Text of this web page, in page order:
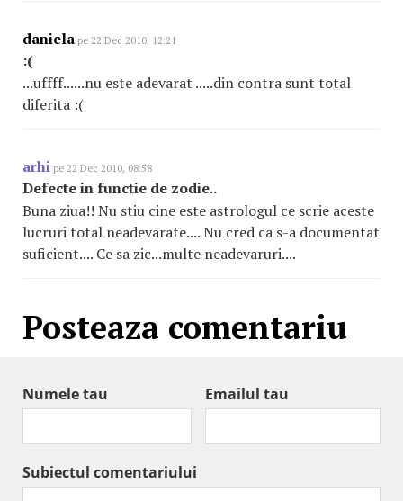
daniela pe 22 Dec 2010, 12:21
:(
...uffff......nu este adevarat .....din contra sunt total
diferita :(
arhi pe 22 Dec 2010, 08:58
Defecte in functie de zodie..
Buna ziua!! Nu stiu cine este astrologul ce scrie aceste
lucruri total neadevarate.... Nu cred ca s-a documentat
suficient.... Ce sa zic...multe neadevaruri....
Posteaza comentariu
Numele tau Emailul tau
Subiectul comentariului